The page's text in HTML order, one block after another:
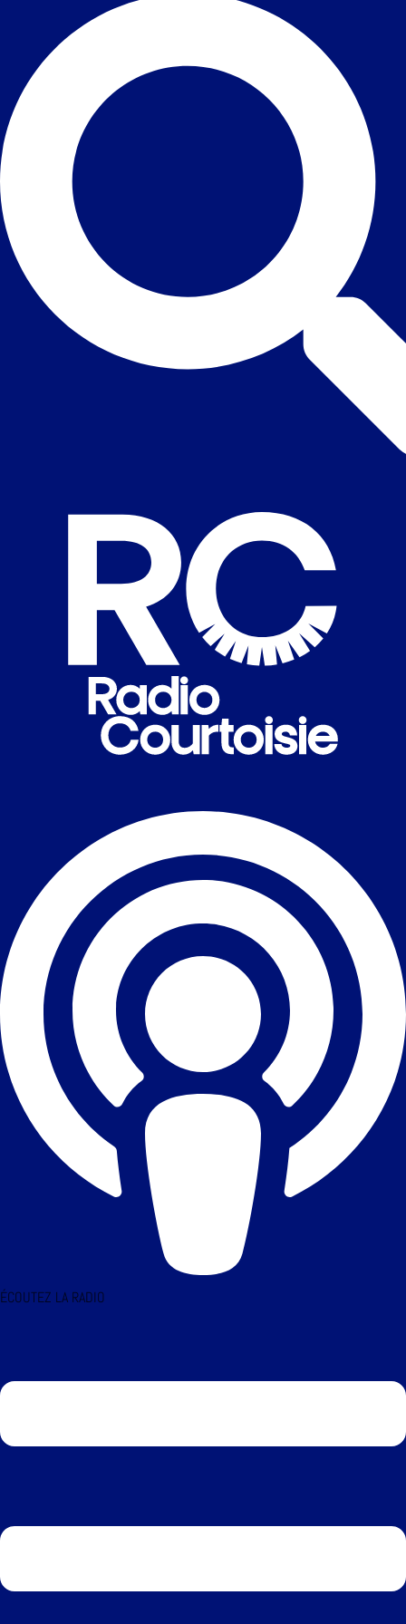
ÉCOUTEZ LA RADIO